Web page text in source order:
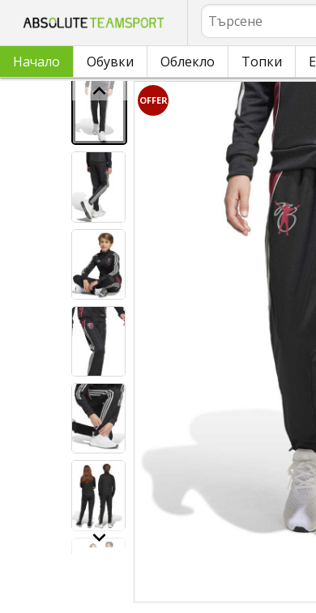
Търсене
Начало Обувки Облекло Топки
OFFER